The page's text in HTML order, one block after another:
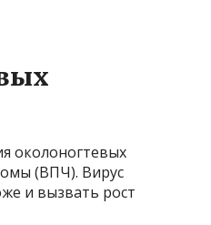
околоногтевых
(ВПЧ). Вирус
и вызвать рост